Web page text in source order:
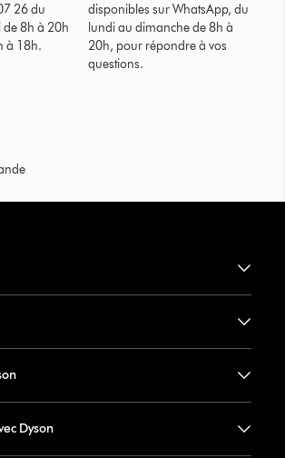
26 du
de 8h à 20h
à 18h.
disponibles sur WhatsApp, du
lundi au dimanche de 8h à
20h, pour répondre à vos
questions.
Dyson